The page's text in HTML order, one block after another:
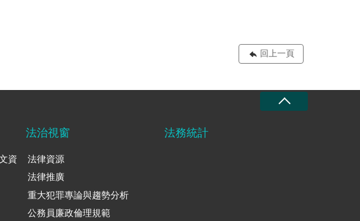
回上一頁
資
法治視窗
法律資源
法律推廣
重大犯罪專論與趨勢分析
公務員廉政倫理規範
法務統計